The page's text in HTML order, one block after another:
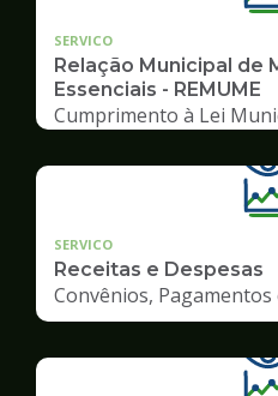
SERVICO
Relação Municipal de
Essenciais - REMUME
Cumprimento à Lei
SERVICO
Receitas e Despesas
Convênios, Pagamentos